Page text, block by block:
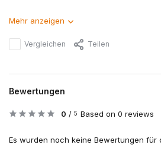
Mehr anzeigen
Vergleichen Teilen
Bewertungen
0 / 5 Based on 0 reviews
Es wurden noch keine Bewertungen für